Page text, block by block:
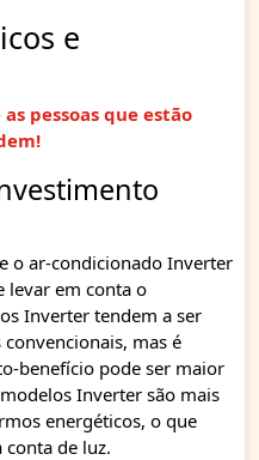
e
pessoas que estão
o ar-condicionado Inverter
levar em conta o
Inverter tendem a ser
mas é
benefício pode ser maior
Inverter são mais
energéticos, o que
de luz.